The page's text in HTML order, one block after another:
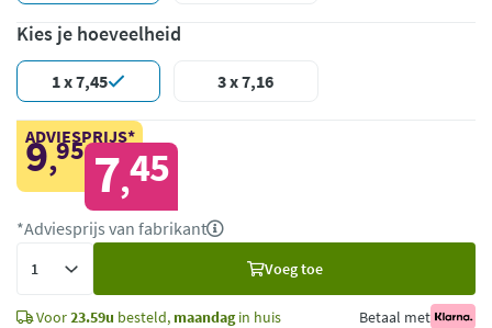
Kies je hoeveelheid
1 x 7,45 3 x 7,16
ADVIESPRIJS*
9,95 7,45
*Adviesprijs van fabrikant
Voeg toe
Voor23.59u besteld, maandagin huis Betaal met